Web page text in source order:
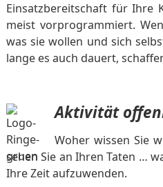
Einsatzbereitschaft für Ihre
meist vorprogrammiert.
was sie wollen und sich
lange es auch dauert,
Aktivität
Woher wissen Sie
sehen Sie an Ihren Taten …
Ihre Zeit aufzuwenden.